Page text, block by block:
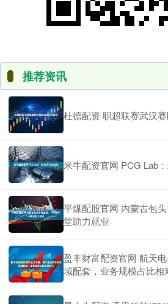
推荐资讯
杜德配资 职超联赛武汉
米牛配资官网 PCG Lab
平煤配股官网 内蒙古包
堂助力就业
盈丰财富配资官网 航天
域配套，业务规模占比相